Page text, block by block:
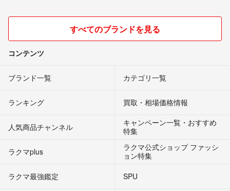
すべてのブランドを見る
コンテンツ
ブランド一覧 カテゴリ一覧
ランキング 買取・相場価格情報
人気商品チャンネル
キャンペーン一覧・おすすめ
特集
ラクマplus
ラクマ公式ショップ ファッシ
ョン特集
ラクマ最強鑑定
SPU